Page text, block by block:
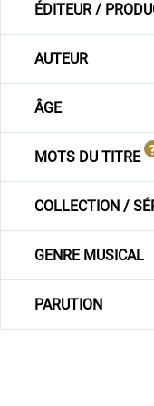
ÉDITEUR /
AUTEUR
ÂGE
MOTS DU TITRE
COLLECTION /
GENRE MUSICAL
PARUTION